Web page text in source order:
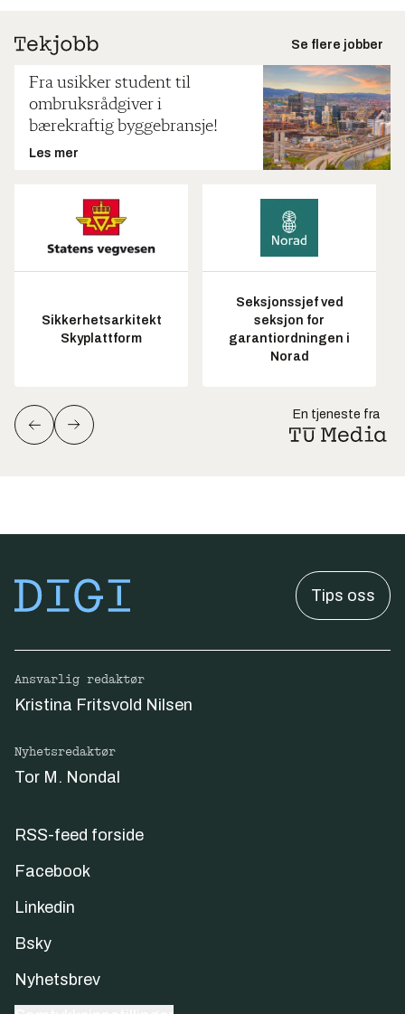
Se flere jobber
Fra usikker student til
ombruksrådgiver i
bærekraftig byggebransje!
Les mer
Sikkerhetsarkitekt
Skyplattform
Seksjonssjef ved
seksjon for
garantiordningen i
Norad
En tjeneste fra
Tips oss
Ansvarlig redaktør
Kristina Fritsvold Nilsen
Nyhetsredaktør
Tor M. Nondal
RSS-feed forside
Facebook
Linkedin
Bsky
Nyhetsbrev